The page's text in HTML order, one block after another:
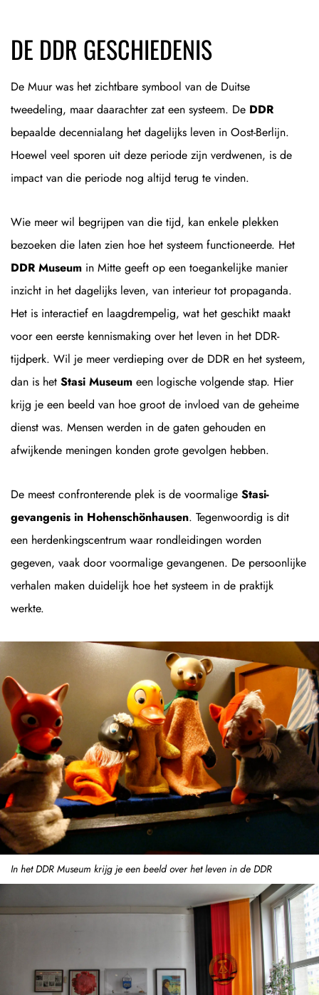
DE DDR GESCHIEDENIS
De Muur was het zichtbare symbool van de Duitse
tweedeling, maar daarachter zat een systeem. De DDR
bepaalde decennialang het dagelijks leven in Oost-Berlijn.
Hoewel veel sporen uit deze periode zijn verdwenen, is de
impact van die periode nog altijd terug te vinden.
Wie meer wil begrijpen van die tijd, kan enkele plekken
bezoeken die laten zien hoe het systeem functioneerde. Het
DDR Museum in Mitte geeft op een toegankelijke manier
inzicht in het dagelijks leven, van interieur tot propaganda.
Het is interactief en laagdrempelig, wat het geschikt maakt
voor een eerste kennismaking over het leven in het DDR-
tijdperk. Wil je meer verdieping over de DDR en het systeem,
dan is het Stasi Museum een logische volgende stap. Hier
krijg je een beeld van hoe groot de invloed van de geheime
dienst was. Mensen werden in de gaten gehouden en
afwijkende meningen konden grote gevolgen hebben.
De meest confronterende plek is de voormalige Stasi-
gevangenis in Hohenschönhausen. Tegenwoordig is dit
een herdenkingscentrum waar rondleidingen worden
gegeven, vaak door voormalige gevangenen. De persoonlijke
verhalen maken duidelijk hoe het systeem in de praktijk
werkte.
In het DDR Museum krijg je een beeld over het leven in de DDR